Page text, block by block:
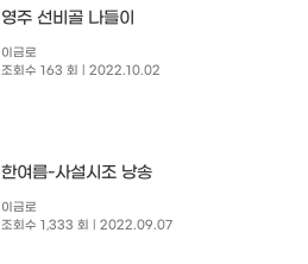
영주 선비골 나들이
이금로
조회수 163 회
| 2022.10.02
한여름-사설시조 낭송
이금로
조회수 1,333 회
| 2022.09.07